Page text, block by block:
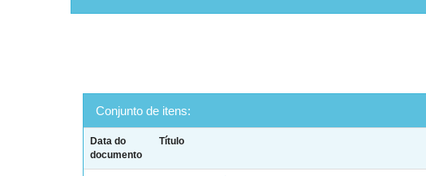
Conjunto de itens:
Data do
documento
Título